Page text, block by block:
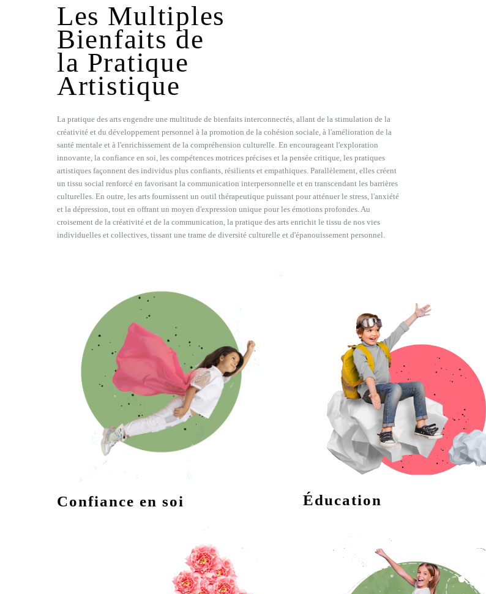
Les Multiples
Bienfaits de
la Pratique
Artistique
La pratique des arts engendre une multitude de bienfaits interconnectés, allant de la stimulation de la
créativité et du développement personnel à la promotion de la cohésion sociale, à l'amélioration de la
santé mentale et à l'enrichissement de la compréhension culturelle. En encourageant l'exploration
innovante, la confiance en soi, les compétences motrices précises et la pensée critique, les pratiques
artistiques façonnent des individus plus confiants, résilients et empathiques. Parallèlement, elles créent
un tissu social renforcé en favorisant la communication interpersonnelle et en transcendant les barrières
culturelles. En outre, les arts fournissent un outil thérapeutique puissant pour atténuer le stress, l'anxiété
et la dépression, tout en offrant un moyen d'expression unique pour les émotions profondes. Au
croisement de la créativité et de la communication, la pratique des arts enrichit le tissu de nos vies
individuelles et collectives, tissant une trame de diversité culturelle et d'épanouissement personnel.
Confiance en soi Éducation